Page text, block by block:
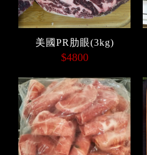
美國PR肋眼(3kg)
$4800